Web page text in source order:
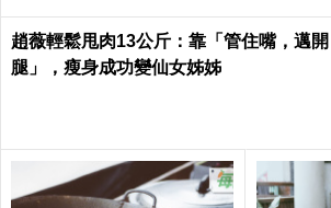
趙薇輕鬆甩肉13公斤：靠「管住嘴，邁開
腿」，瘦身成功變仙女姊姊